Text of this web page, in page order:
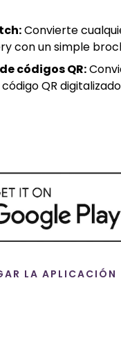
Convierte
con un simple
códigos QR:
código QR
LA APLICACIÓN